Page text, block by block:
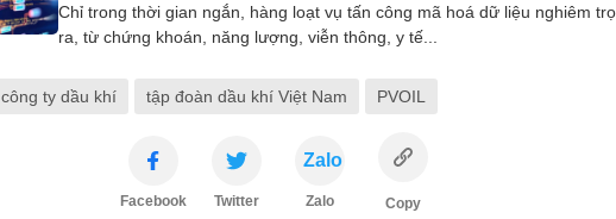
Chỉ trong thời gian ngắn, hàng loạt vụ tấn công mã hoá dữ liệu nghiêm
ra, từ chứng khoán, năng lượng, viễn thông, y tế...
công ty dầu khí tập đoàn dầu khí Việt Nam PVOIL
Facebook Twitter
Zalo
Zalo Copy